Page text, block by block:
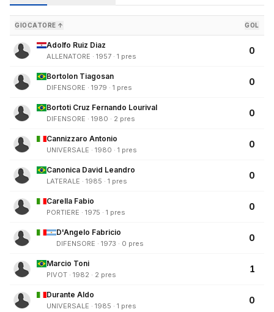
GIOCATORE ↑ GOL
Adolfo Ruiz Diaz
ALLENATORE · 1957 · 1 pres
0
Bortolon Tiagosan
DIFENSORE · 1979 · 1 pres
0
Bortoti Cruz Fernando Lourival
DIFENSORE · 1980 · 2 pres
0
Cannizzaro Antonio
UNIVERSALE · 1980 · 1 pres
0
Canonica David Leandro
LATERALE · 1985 · 1 pres
0
Carella Fabio
PORTIERE · 1975 · 1 pres
0
D'Angelo Fabricio
DIFENSORE · 1973 · 0 pres
0
Marcio Toni
PIVOT · 1982 · 2 pres
1
Durante Aldo
UNIVERSALE · 1985 · 1 pres
0